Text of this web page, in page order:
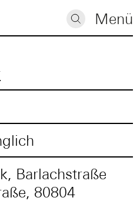
Menü
Barlachstraße
80804